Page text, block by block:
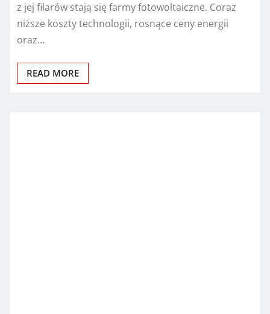
z jej filarów stają się farmy fotowoltaiczne. Coraz
niższe koszty technologii, rosnące ceny energii
oraz…
READ MORE